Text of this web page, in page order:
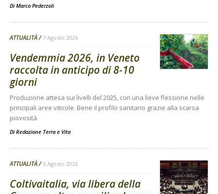
Di Marco Pederzoli
ATTUALITÀ 7 Agosto 2026
Vendemmia 2026, in Veneto
raccolta in anticipo di 8-10
giorni
Produzione attesa sui livelli del 2025, con una lieve flessione nelle
principali aree viticole. Bene il profilo sanitario grazie alla scarsa
piovosità
Di Redazione Terra e Vita
ATTUALITÀ 6 Agosto 2026
Coltivaitalia, via libera della